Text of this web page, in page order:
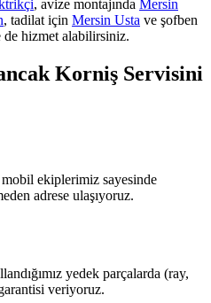
, avize montajında Mersin
, tadilat için Mersin Usta ve şofben
de hizmet alabilirsiniz.
Korniş Servisini
ekiplerimiz sayesinde
adrese ulaşıyoruz.
yedek parçalarda (ray,
veriyoruz.